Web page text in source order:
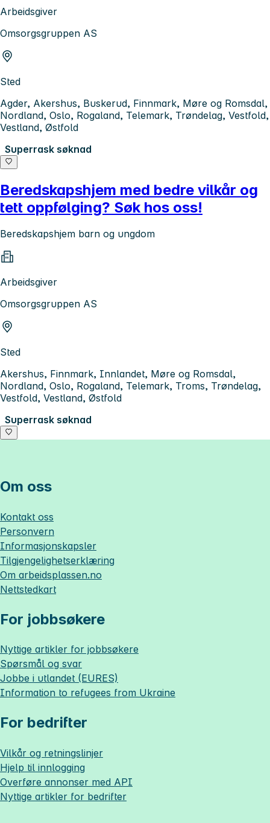
Arbeidsgiver
Omsorgsgruppen AS
Sted
Agder, Akershus, Buskerud, Finnmark, Møre og Romsdal,
Nordland, Oslo, Rogaland, Telemark, Trøndelag, Vestfold,
Vestland, Østfold
Superrask søknad
Beredskapshjem med bedre vilkår og
tett oppfølging? Søk hos oss!
Beredskapshjem barn og ungdom
Arbeidsgiver
Omsorgsgruppen AS
Sted
Akershus, Finnmark, Innlandet, Møre og Romsdal,
Nordland, Oslo, Rogaland, Telemark, Troms, Trøndelag,
Vestfold, Vestland, Østfold
Superrask søknad
Om oss
Kontakt oss
Personvern
Informasjonskapsler
Tilgjengelighetserklæring
Om arbeidsplassen.no
Nettstedkart
For jobbsøkere
Nyttige artikler for jobbsøkere
Spørsmål og svar
Jobbe i utlandet (EURES)
Information to refugees from Ukraine
For bedrifter
Vilkår og retningslinjer
Hjelp til innlogging
Overføre annonser med API
Nyttige artikler for bedrifter